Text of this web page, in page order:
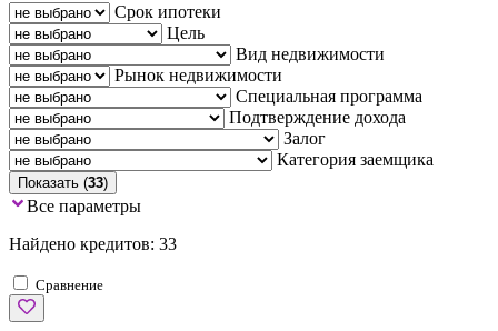
Срок ипотеки
Цель
Вид недвижимости
Рынок недвижимости
Специальная программа
Подтверждение дохода
Залог
Категория заемщика
Показать (33)
Все параметры
Найдено кредитов: 33
Сравнение